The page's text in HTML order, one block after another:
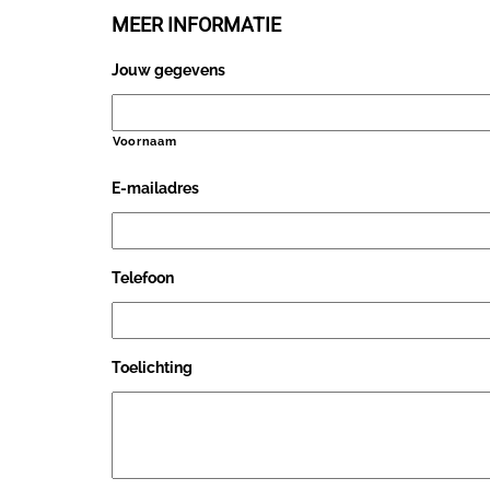
MEER INFORMATIE
Jouw gegevens
Voornaam
E-mailadres
Telefoon
Toelichting